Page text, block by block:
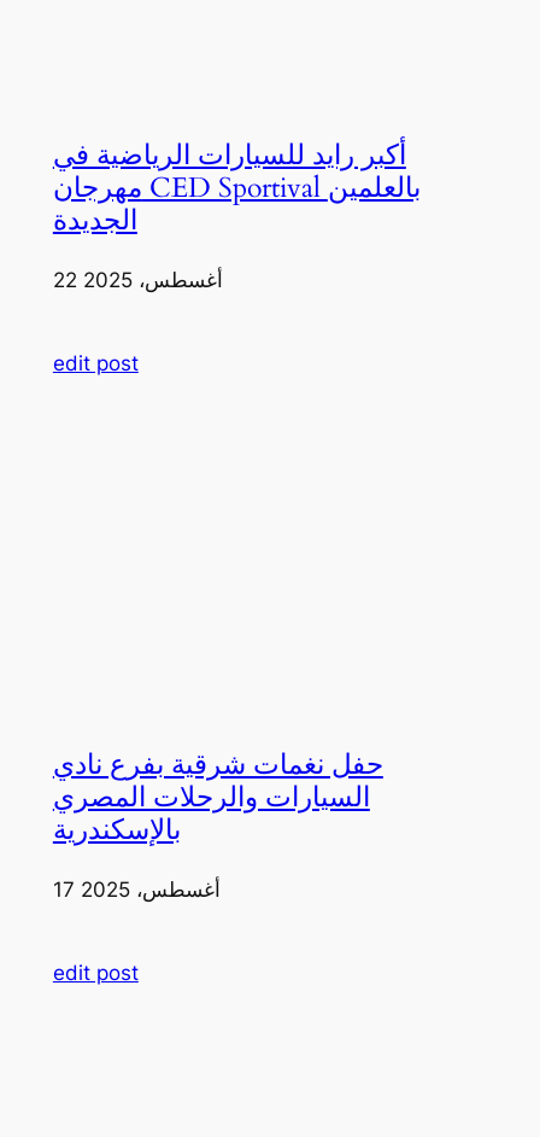
أكبر رايد للسيارات الرياضية في
مهرجان CED Sportival بالعلمين
الجديدة
22 أغسطس، 2025
edit post
حفل نغمات شرقية بفرع نادي
السيارات والرحلات المصري
بالإسكندرية
17 أغسطس، 2025
edit post